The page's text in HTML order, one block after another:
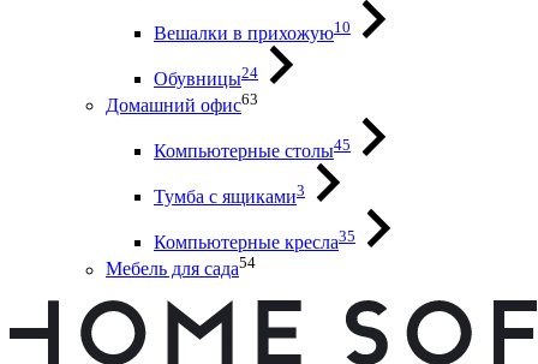
Вешалки в прихожую10
Обувницы24
Домашний офис63
Компьютерные столы45
Тумба с ящиками3
Компьютерные кресла35
Мебель для сада54